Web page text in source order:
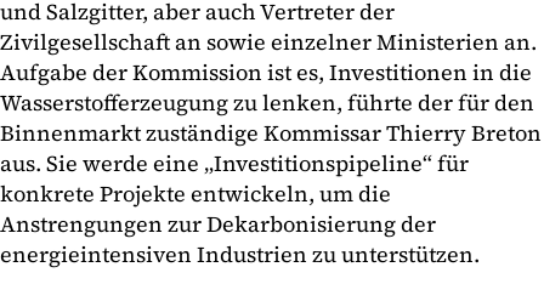
und Salzgitter, aber auch Vertreter der
Zivilgesellschaft an sowie einzelner Ministerien an.
Aufgabe der Kommission ist es, Investitionen in die
Wasserstofferzeugung zu lenken, führte der für den
Binnenmarkt zuständige Kommissar Thierry Breton
aus. Sie werde eine „Investitionspipeline“ für
konkrete Projekte entwickeln, um die
Anstrengungen zur Dekarbonisierung der
energieintensiven Industrien zu unterstützen.